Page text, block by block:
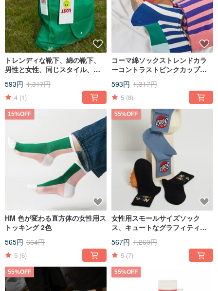
トレンディな靴下、綿の靴下、
男性と女性、同じスタイル、チ
レンド、クリエイティブな漫
画、恋人、花の靴下、ヒップウ
ィンド
593円 1,317円
4 (1)
コーマ綿ソックストレンドカラ
ーコントラストピンクカップル
と女性同じソックスワイルドス
トリート
593円 1,317円
5 (8)
15%OFF
HM 色が変わる直方体の女性用ス
トッキング 2色
565円 664円
5 (6)
55%OFF
女性用スモールサイズソック
ス、キュートなグラフィティレ
ブなコーマ綿ソックス、スポー
ツスタイルソックス
567円 1,260円
5 (7)
55%OFF 55%OFF